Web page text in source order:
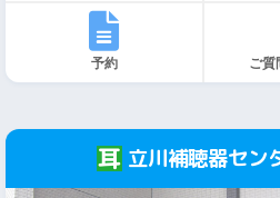
予約 ご質
立川補聴器セン